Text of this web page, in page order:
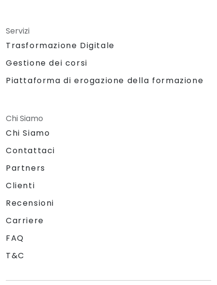
Servizi
Trasformazione Digitale
Gestione dei corsi
Piattaforma di erogazione della formazione
Chi Siamo
Chi Siamo
Contattaci
Partners
Clienti
Recensioni
Carriere
FAQ
T&C